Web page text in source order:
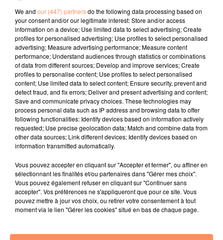
l'horoscope
Bélier Taureau Gémeaux
Cancer Lion Vierge
We and our (447) partnersdo the following data processing based on
your consent and/or our legitimate interest: Store and/or access
information on a device; Use limited data to select advertising; Create
profiles for personalised advertising; Use profiles to select personalised
advertising; Measure advertising performance; Measure content
performance; Understand audiences through statistics or combinations
of data from different sources; Develop and improve services; Create
profiles to personalise content; Use profiles to select personalised
content; Use limited data to select content; Ensure security, prevent and
detect fraud, and fix errors; Deliver and present advertising and content;
Save and communicate privacy choices. These technologies may
process personal data such as IP address and browsing data to offer
following functionalities: Identify devices based on information actively
requested; Use precise geolocation data; Match and combine data from
other data sources; Link different devices; Identify devices based on
information transmitted automatically.
Vous pouvez accepter en cliquant sur "Accepter et fermer", ou affiner en
sélectionnant les finalités et/ou partenaires dans "Gérer mes choix".
Vous pouvez également refuser en cliquant sur "Continuer sans
accepter". Vos préférences ne s'appliqueront que pour ce site. Vous
pouvez mettre à jour vos choix, ou retirer votre consentement à tout
moment via le lien "Gérer les cookies" situé en bas de chaque page.